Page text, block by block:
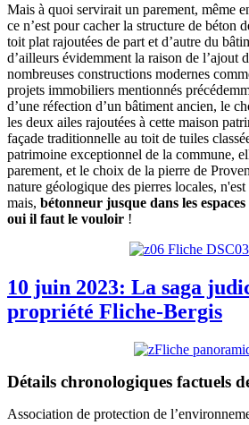
Mais à quoi servirait un parement, même
ce n’est pour cacher la structure de béton
toit plat rajoutées de part et d’autre du
d’ailleurs évidemment la raison de l’ajout
nombreuses constructions modernes
projets immobiliers mentionnés
d’une réfection d’un bâtiment ancien, le
les deux ailes rajoutées à cette maison
façade traditionnelle au toit de tuiles
patrimoine exceptionnel de la commune,
parement, et le choix de la pierre de
nature géologique des pierres locales,
mais, bétonneur jusque dans les
oui il faut le vouloir !
10 juin 2023: La saga
propriété Fliche-Bergis
Détails chronologiques factuels
Association de protection de